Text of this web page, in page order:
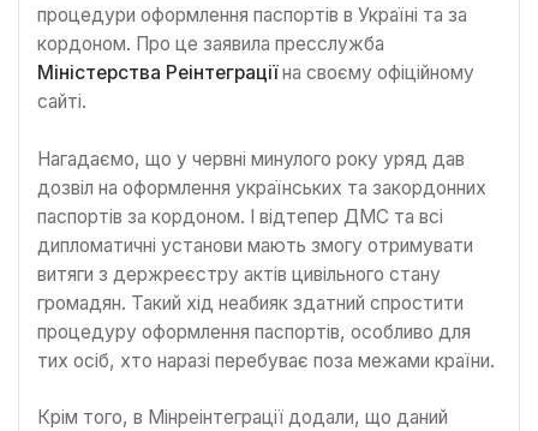
процедури оформлення паспортів в Україні та за
кордоном. Про це заявила пресслужба
Міністерства Реінтеграціїна своєму офіційному
сайті.
Нагадаємо, що у червні минулого року уряд дав
дозвіл на оформлення українських та закордонних
паспортів за кордоном. І відтепер ДМС та всі
дипломатичні установи мають змогу отримувати
витяги з держреєстру актів цивільного стану
громадян. Такий хід неабияк здатний спростити
процедуру оформлення паспортів, особливо для
тих осіб, хто наразі перебуває поза межами країни.
Крім того, в Мінреінтеграції додали, що даний